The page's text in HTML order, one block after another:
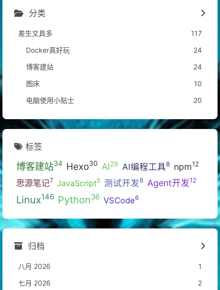
分类
差生文具多
117
Docker真好玩
24
博客建站
24
图床
10
电脑使用小贴士
20
标签
博客建站34 Hexo30 AI29 AI编程工具8 npm12
思源笔记7 JavaScript5 测试开发8 Agent开发12
Linux146 Python36 VSCode6
归档
八月 2026
1
七月 2026
2